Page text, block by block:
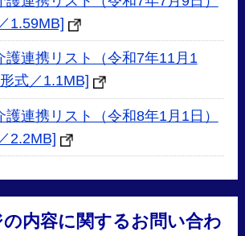
1.59MB]
護連携リスト（令和7年11月1
式／1.1MB]
護連携リスト（令和8年1月1日）
2.2MB]
内容に関するお問い合わ